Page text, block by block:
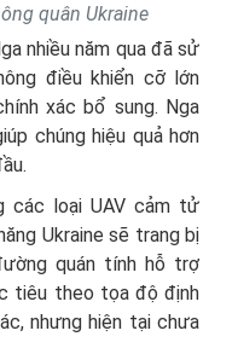
quân Ukraine
nhiều năm qua đã sử
điều khiển cỡ lớn
xác bổ sung. Nga
chúng hiệu quả hơn
các loại UAV cảm tử
Ukraine sẽ trang bị
quán tính hỗ trợ
tiêu theo tọa độ định
nhưng hiện tại chưa